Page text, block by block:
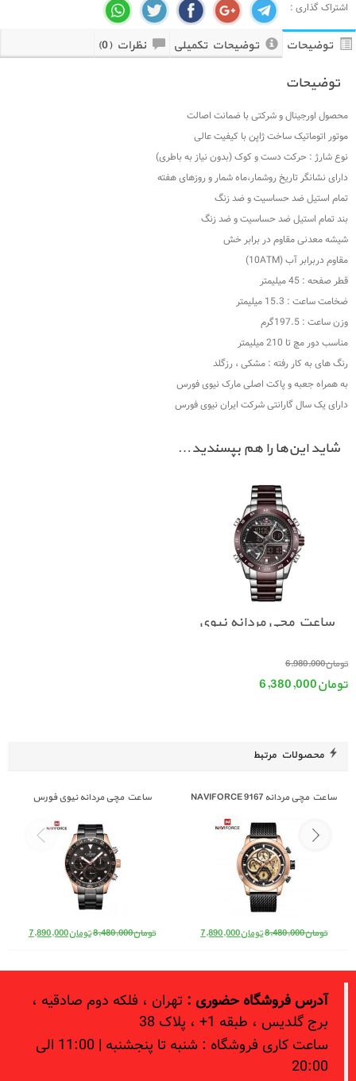
اشتراک گذاری :
توضیحات توضیحات تکمیلی نظرات (0)
توضیحات
محصول اورجینال و شرکتی با ضمانت اصالت
موتور اتوماتیک ساخت ژاپن با کیفیت عالی
نوع شارژ : حرکت دست و کوک (بدون نیاز به باطری)
دارای نشانگر تاریخ روشمار،ماه شمار و روزهای هفته
تمام استیل ضد حساسیت و ضد زنگ
بند تمام استیل ضد حساسیت و ضد زنگ
شیشه معدنی مقاوم در برابر خش
مقاوم دربرابر آب (10ATM)
قطر صفحه : 45 میلیمتر
ضخامت ساعت : 15.3 میلیمتر
وزن ساعت : 197.5گرم
مناسب دور مچ تا 210 میلیمتر
رنگ های به کار رفته : مشکی ، رزگلد
به همراه جعبه و پاکت اصلی مارک نیوی فورس
دارای یک سال گارانتی شرکت ایران نیوی فورس
شاید این‌ها را هم بپسندید…
ساعت مچی مردانه نیوی
تومان6,980,000قیمت اصلی: تومان6,980,000 بود.
تومان6,380,000
محصولات مرتبط
ساعت مچی مردانه NAVIFORCE 9167
تومان8,480,000قیمت اصلی: تومان8,480,000 بود.
تومان7,890,000قیمت فعلی: تومان7,890,000.
ساعت مچی مردانه نیوی فورس
تومان8,480,000قیمت اصلی: تومان8,480,000 بود.
تومان7,890,000قیمت
آدرس فروشگاه حضوری : تهران ، فلکه دوم صادقیه ،
برج گلدیس ، طبقه 1+ ، پلاک 38
ساعت کاری فروشگاه : شنبه تا پنجشنبه | 11:00 الی
20:00